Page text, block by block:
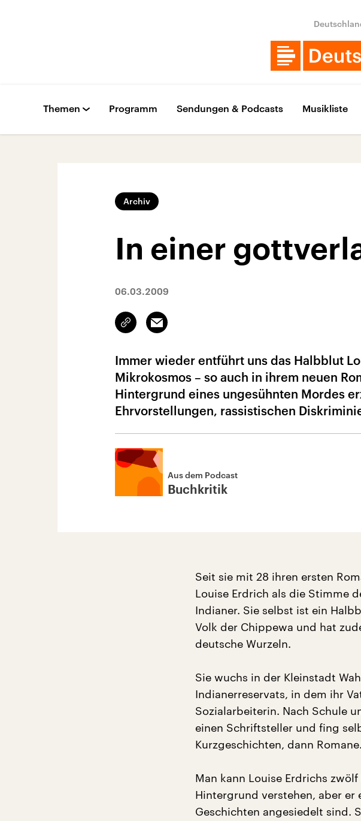
Themen Programm Sendungen & Podcasts Musikliste
Archiv
In einer
06.03.2009
Link
kopieren/teilen
Email
Immer wieder entführt uns das Halbblut
Mikrokosmos – so auch in ihrem neuen
Hintergrund eines ungesühnten Mordes
Ehrvorstellungen, rassistischen
Aus dem Podcast
Buchkritik
Seit sie mit 28 ihren ersten
Louise Erdrich als die Stimme
Indianer. Sie selbst ist ein
Volk der Chippewa und hat
deutsche Wurzeln.
Sie wuchs in der Kleinstadt
Indianerreservats, in dem ihr
Sozialarbeiterin. Nach Schule
einen Schriftsteller und fing
Kurzgeschichten, dann Romane.
Man kann Louise Erdrichs
Hintergrund verstehen, aber er
Geschichten angesiedelt sind.